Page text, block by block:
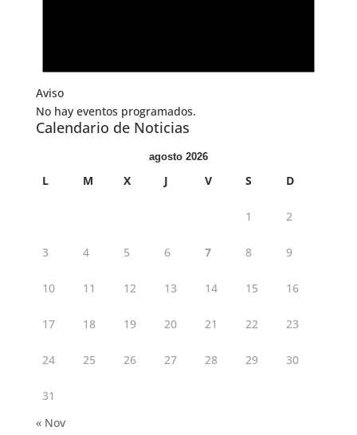
Aviso
No hay eventos programados.
Calendario de Noticias
agosto 2026
L M X J V S D
1 2
3 4 5 6 7 8 9
10 11 12 13 14 15 16
17 18 19 20 21 22 23
24 25 26 27 28 29 30
31
« Nov